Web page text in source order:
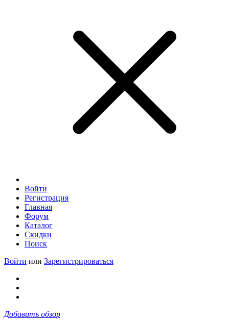
Войти
Регистрация
Главная
Форум
Каталог
Скидки
Поиск
Войти или Зарегистрироваться
Добавить обзор